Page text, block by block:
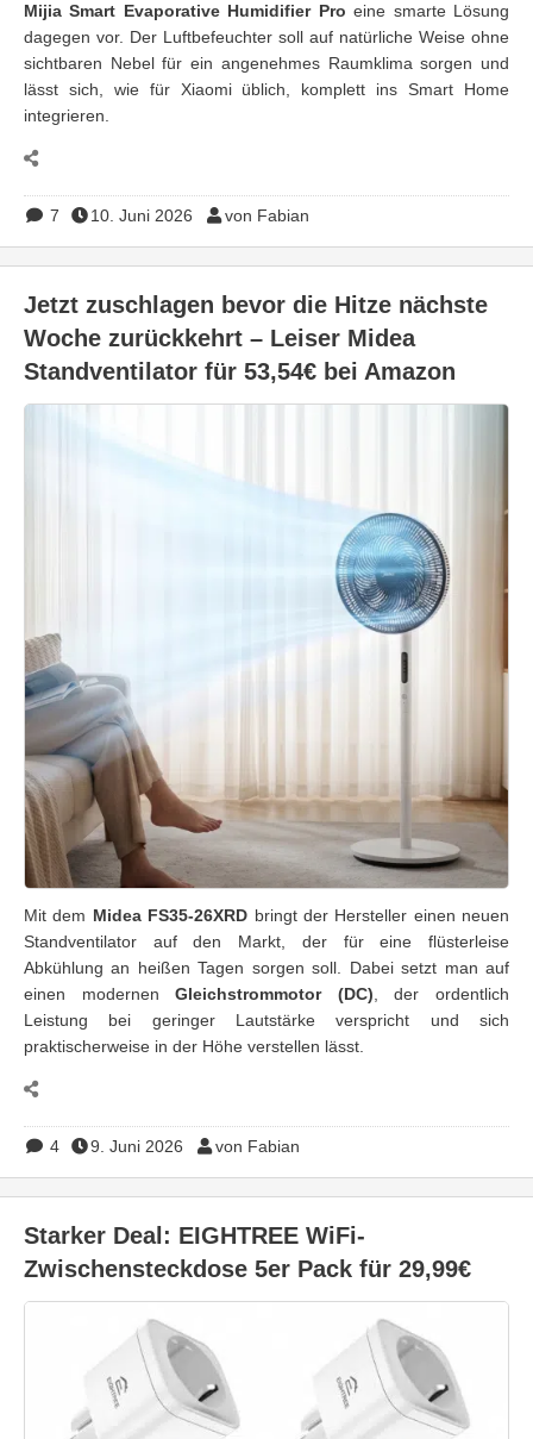
Mijia Smart Evaporative Humidifier Pro eine smarte Lösung
dagegen vor. Der Luftbefeuchter soll auf natürliche Weise ohne
sichtbaren Nebel für ein angenehmes Raumklima sorgen und
lässt sich, wie für Xiaomi üblich, komplett ins Smart Home
integrieren.
7 10. Juni 2026 von Fabian
Jetzt zuschlagen bevor die Hitze nächste
Woche zurückkehrt – Leiser Midea
Standventilator für 53,54€ bei Amazon
Mit dem Midea FS35-26XRD bringt der Hersteller einen neuen
Standventilator auf den Markt, der für eine flüsterleise
Abkühlung an heißen Tagen sorgen soll. Dabei setzt man auf
einen modernenGleichstrommotor (DC) , der ordentlich
Leistung bei geringer Lautstärke verspricht und sich
praktischerweise in der Höhe verstellen lässt.
4 9. Juni 2026 von Fabian
Starker Deal: EIGHTREE WiFi-
Zwischensteckdose 5er Pack für 29,99€